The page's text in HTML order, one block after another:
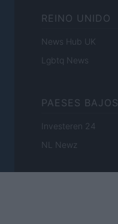
REINO UNIDO
News Hub UK
Lgbtq News
PAESES BAJOS
Investeren 24
NL Newz